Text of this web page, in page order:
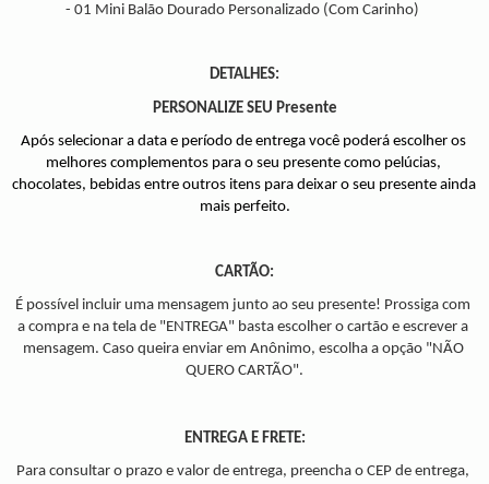
- 01 Mini Balão Dourado Personalizado (Com Carinho)
DETALHES:
PERSONALIZE SEU Presente
Após selecionar a data e período de entrega você poderá escolher os
melhores complementos para o seu presente como pelúcias,
chocolates, bebidas entre outros itens para deixar o seu presente ainda
mais perfeito.
CARTÃO:
É possível incluir uma mensagem junto ao seu presente! Prossiga com
a compra e na tela de "ENTREGA" basta escolher o cartão e escrever a
mensagem. Caso queira enviar em Anônimo, escolha a opção "NÃO
QUERO CARTÃO".
ENTREGA E FRETE:
Para consultar o prazo e valor de entrega, preencha o CEP de entrega,